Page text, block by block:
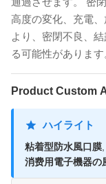
高度の変化、充電
より、密閉不良、
る可能性がありま
Product Custom
ハイライト
粘着型防水風口膜
消费用電子機器の